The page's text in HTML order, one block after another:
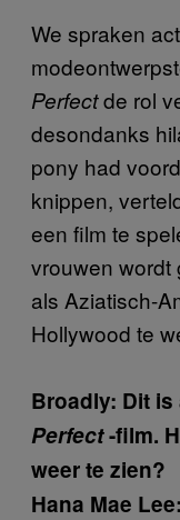
We spraken
Perfectde rol
desondanks
pony had
knippen,
een film te
vrouwen wordt
als Aziatisch-
Hollywood te
Broadly: Dit
Perfect-film.
weer te zien?
Hana Mae Lee: